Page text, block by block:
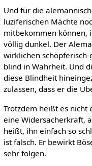
Und für die
luziferischen Mächte
mitbekommen können,
völlig dunkel. Der
wirklichen
blind in Wahrheit. Und
diese Blindheit
zulassen, dass er die
Trotzdem heißt es nicht
eine Widersacherkraft,
heißt, ihn einfach so
ist falsch. Er bewirkt
sehr folgen.